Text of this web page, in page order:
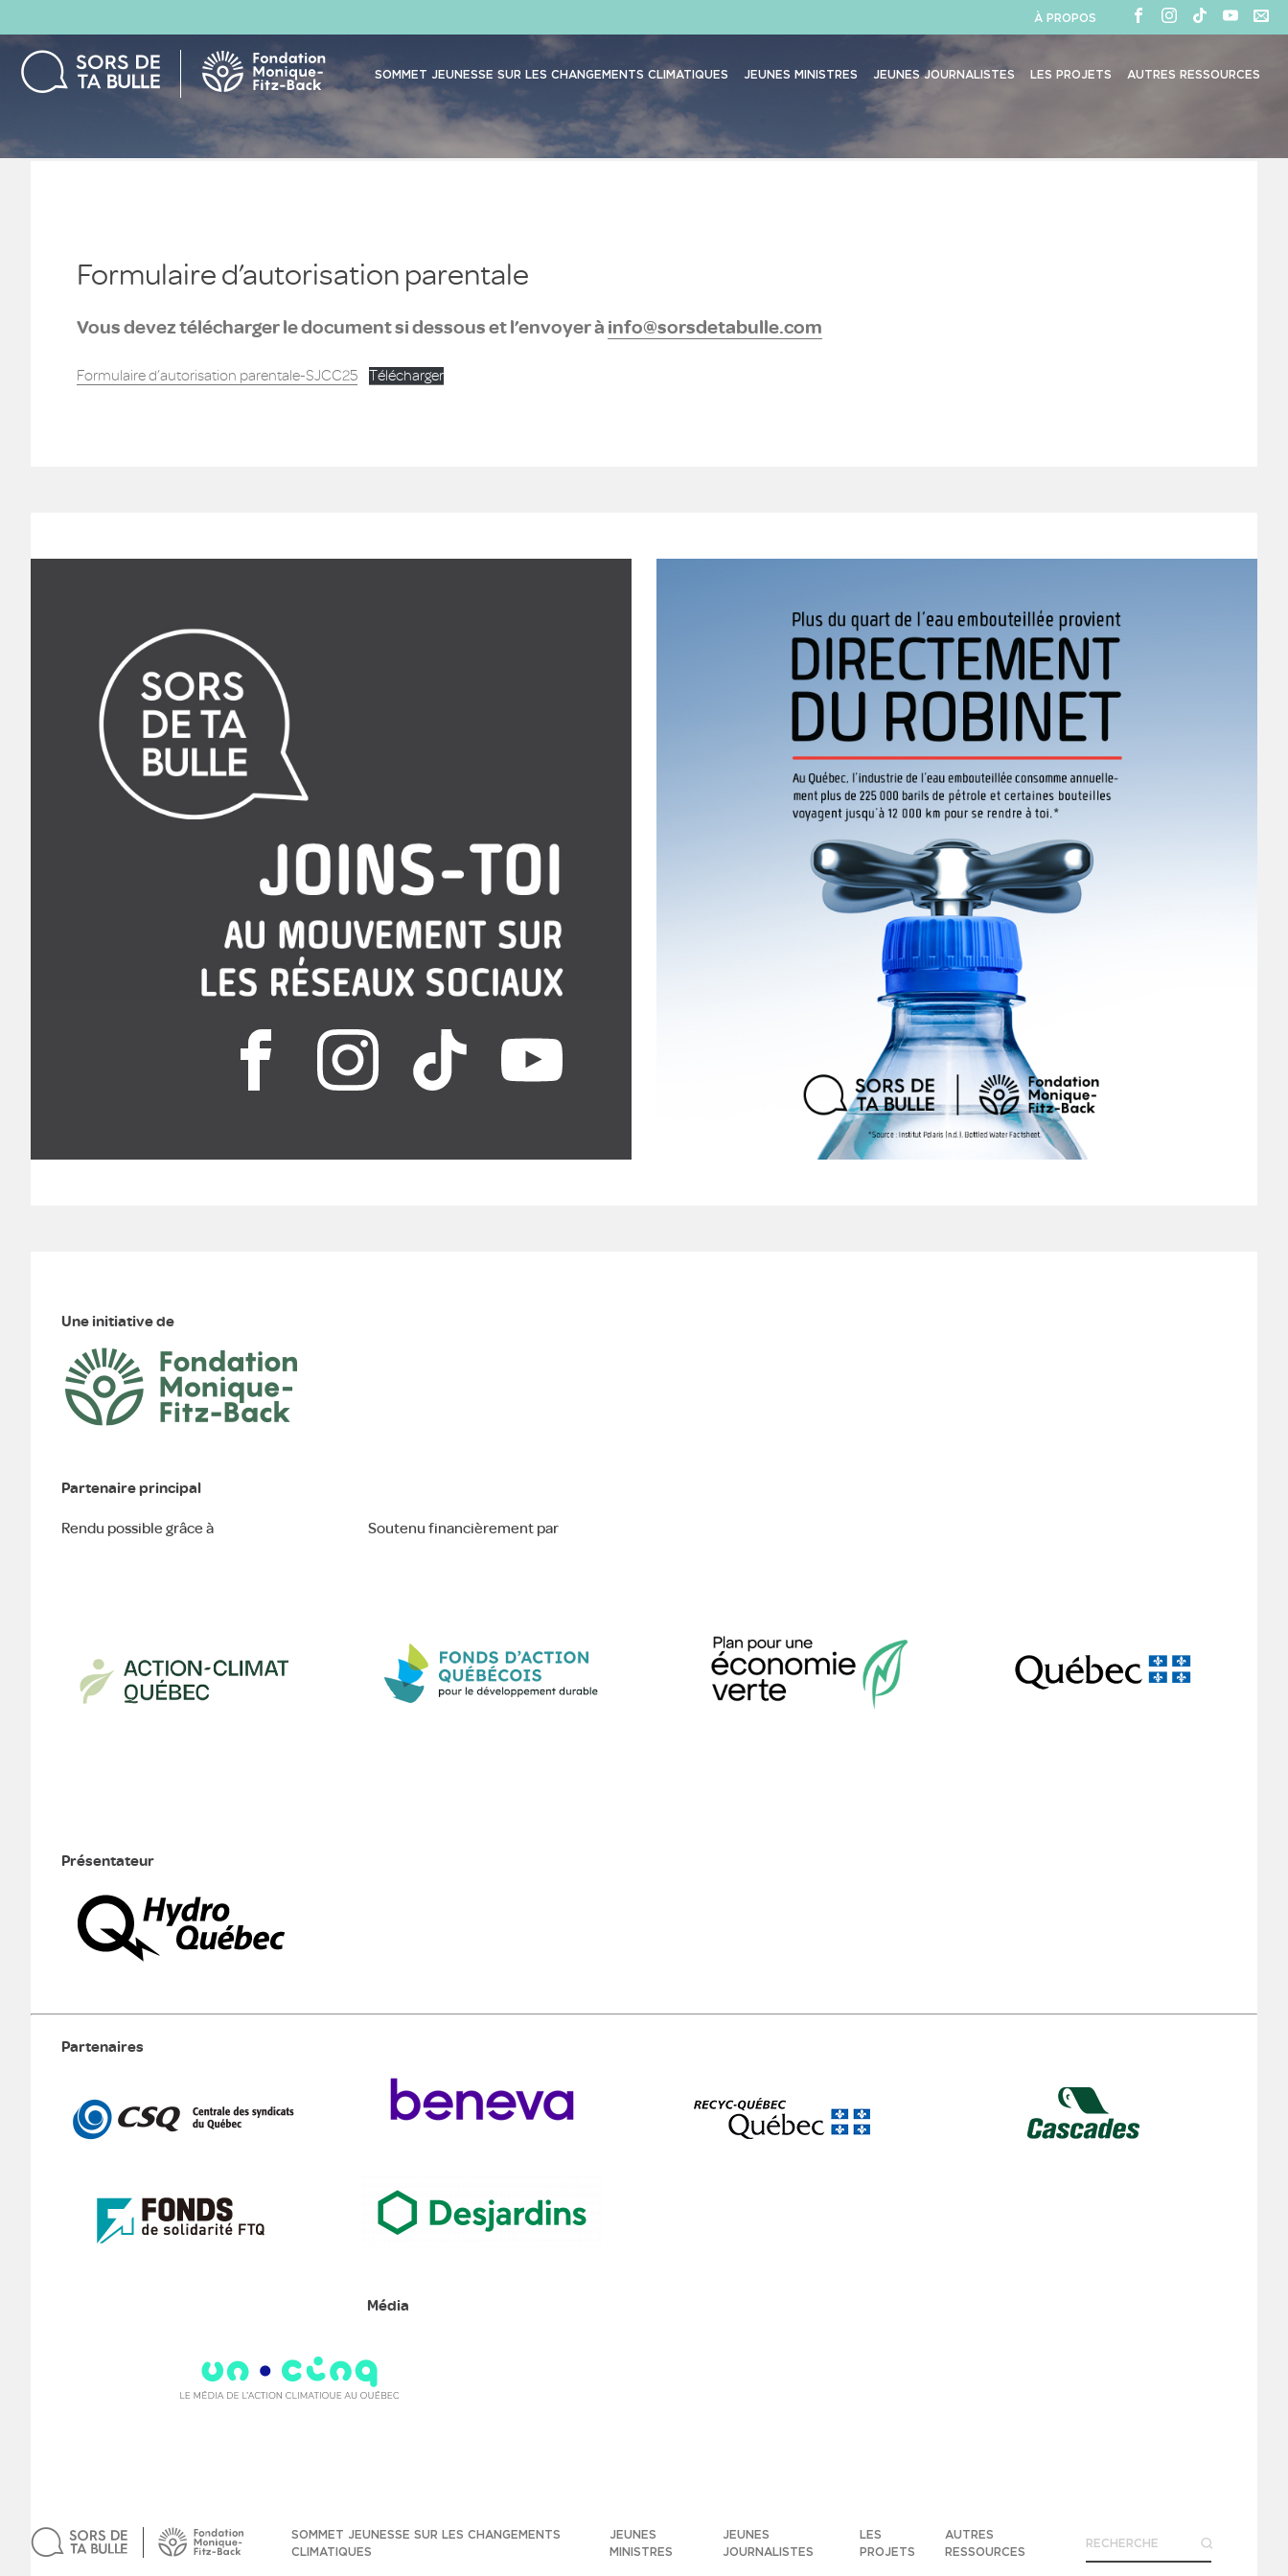
À PROPOS
SOMMET JEUNESSE SUR LES CHANGEMENTS CLIMATIQUES JEUNES MINISTRES JEUNES JOURNALISTES LES PROJETS AUTRES RESSOURCES
Formulaire d’autorisation parentale
Vous devez télécharger le document si dessous et l’envoyer à info@sorsdetabulle.com
Formulaire d’autorisation parentale-SJCC25 Télécharger
Une initiative de
Partenaire principal
Rendu possible grâce à Soutenu financièrement par
Présentateur
Partenaires
Média
SOMMET JEUNESSE SUR LES CHANGEMENTS
CLIMATIQUES
JEUNES
MINISTRES
JEUNES
JOURNALISTES
LES
PROJETS
AUTRES
RESSOURCES